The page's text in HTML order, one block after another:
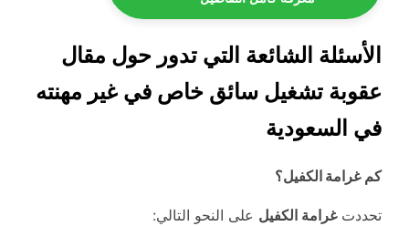
الأسئلة الشائعة التي تدور حول مقال
عقوبة تشغيل سائق خاص في غير مهنته
في السعودية
كمغرامة الكفيل؟
تحددتغرامة الكفيل على النحو التالي: